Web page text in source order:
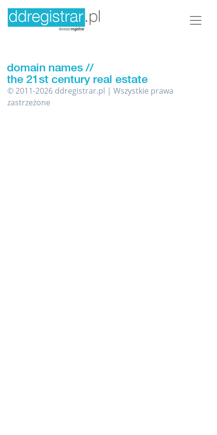
© 2011-2026 ddregistrar.pl | Wszystkie prawa
zastrzeżone